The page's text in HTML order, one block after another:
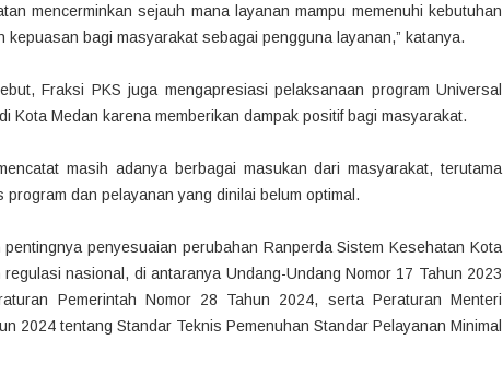
mencerminkan sejauh mana layanan mampu memenuhi kebutuhan
kepuasan bagi masyarakat sebagai pengguna layanan,” katanya.
Fraksi PKS juga mengapresiasi pelaksanaan program Universal
Kota Medan karena memberikan dampak positif bagi masyarakat.
masih adanya berbagai masukan dari masyarakat, terutama
dan pelayanan yang dinilai belum optimal.
pentingnya penyesuaian perubahan Ranperda Sistem Kesehatan Kota
nasional, di antaranya Undang-Undang Nomor 17 Tahun 2023
Pemerintah Nomor 28 Tahun 2024, serta Peraturan Menteri
2024 tentang Standar Teknis Pemenuhan Standar Pelayanan Minimal